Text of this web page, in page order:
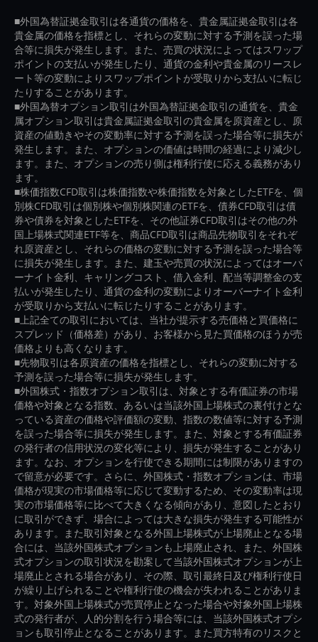
■外国為替証拠金取引は各通貨の価格を、貴金属証拠金取引は各
貴金属の価格を指標とし、それらの変動に対する予測を誤った場
合等に損失が発生します。また、売買の状況によってはスワップ
ポイントの支払いが発生したり、通貨の金利や貴金属のリースレ
ート等の変動によりスワップポイントが受取りから支払いに転じ
たりすることがあります。
■外国為替オプション取引は外国為替証拠金取引の通貨を、貴金
属オプション取引は貴金属証拠金取引の貴金属を原資産とし、原
資産の値動きやその変動率に対する予測を誤った場合等に損失が
発生します。また、オプションの価値は時間の経過により減少し
ます。また、オプションの売り側は権利行使に応える義務があり
ます。
■株価指数CFD取引は株価指数や株価指数を対象としたETFを、個
別株CFD取引は個別株や個別株関連のETFを、債券CFD取引は債
券や債券を対象としたETFを、その他証券CFD取引はその他の外
国上場株式関連ETF等を、商品CFD取引は商品先物取引をそれぞ
れ原資産とし、それらの価格の変動に対する予測を誤った場合等
に損失が発生します。また、建玉や売買の状況によってはオーバ
ーナイト金利、キャリングコスト、借入金利、配当等調整金の支
払いが発生したり、通貨の金利の変動によりオーバーナイト金利
が受取りから支払いに転じたりすることがあります。
■上記全ての取引においては、当社が提示する売価格と買価格に
スプレッド（価格差）があり、お客様から見た買価格のほうが売
価格よりも高くなります。
■先物取引は各原資産の価格を指標とし、それらの変動に対する
予測を誤った場合等に損失が発生します。
■外国株式・指数オプション取引は、対象とする有価証券の市場
価格や対象となる指数、あるいは当該外国上場株式の裏付けとな
っている資産の価格や評価額の変動、指数の数値等に対する予測
を誤った場合等に損失が発生します。また、対象とする有価証券
の発行者の信用状況の変化等により、損失が発生することがあり
ます。なお、オプションを行使できる期間には制限がありますの
で留意が必要です。さらに、外国株式・指数オプションは、市場
価格が現実の市場価格等に応じて変動するため、その変動率は現
実の市場価格等に比べて大きくなる傾向があり、意図したとおり
に取引ができず、場合によっては大きな損失が発生する可能性が
あります。また取引対象となる外国上場株式が上場廃止となる場
合には、当該外国株式オプションも上場廃止され、また、外国株
式オプションの取引状況を勘案して当該外国株式オプションが上
場廃止とされる場合があり、その際、取引最終日及び権利行使日
が繰り上げられることや権利行使の機会が失われることがありま
す。対象外国上場株式が売買停止となった場合や対象外国上場株
式の発行者が、人的分割を行う場合等には、当該外国株式オプシ
ョンも取引停止となることがあります。また買方特有のリスクと